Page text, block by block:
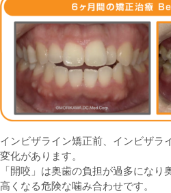
インビザライン矯正前、インビザラ
変化があります。
「開咬」は奥歯の負担が過多にな
高くなる危険な噛み合わせです。